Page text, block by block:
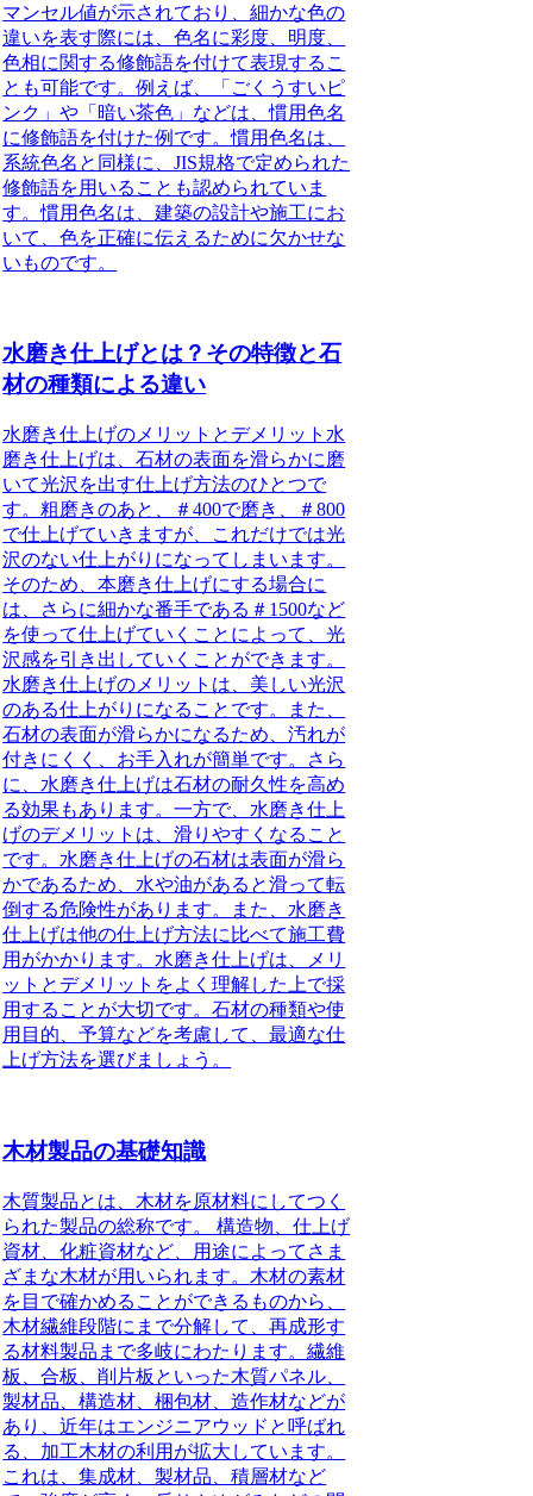
マンセル値が示されており、細かな色の
違いを表す際には、色名に彩度、明度、
色相に関する修飾語を付けて表現するこ
とも可能です。例えば、「ごくうすいピ
ンク」や「暗い茶色」などは、慣用色名
に修飾語を付けた例です。慣用色名は、
系統色名と同様に、JIS規格で定められた
修飾語を用いることも認められていま
す。慣用色名は、建築の設計や施工にお
いて、色を正確に伝えるために欠かせな
いものです。
水磨き仕上げとは？その特徴と石
材の種類による違い
水磨き仕上げのメリットとデメリット 水
磨き仕上げは、石材の表面を滑らかに磨
いて光沢を出す仕上げ方法のひとつで
す。粗磨きのあと、＃400で磨き、＃800
で仕上げていきますが、これだけでは光
沢のない仕上がりになってしまいます。
そのため、本磨き仕上げにする場合に
は、さらに細かな番手である＃1500など
を使って仕上げていくことによって、光
沢感を引き出していくことができます。
水磨き仕上げのメリットは、美しい光沢
のある仕上がりになることです。また、
石材の表面が滑らかになるため、汚れが
付きにくく、お手入れが簡単です。さら
に、水磨き仕上げは石材の耐久性を高め
る効果もあります。一方で、水磨き仕上
げのデメリットは、滑りやすくなること
です。 水磨き仕上げの石材は表面が滑ら
かであるため、水や油があると滑って転
倒する危険性があります。また、水磨き
仕上げは他の仕上げ方法に比べて施工費
用がかかります。水磨き仕上げは、メリ
ットとデメリットをよく理解した上で採
用することが大切です。石材の種類や使
用目的、予算などを考慮して、最適な仕
上げ方法を選びましょう。
木材製品の基礎知識
木質製品とは、木材を原材料にしてつく
られた製品の総称です。
構造物、仕上げ
資材、化粧資材など、用途によってさま
ざまな木材が用いられます。木材の素材
を目で確かめることができるものから、
木材繊維段階にまで分解して、再成形す
る材料製品まで多岐にわたります。繊維
板、合板、削片板といった木質パネル、
製材品、構造材、梱包材、造作材などが
あり、近年はエンジニアウッドと呼ばれ
る、加工木材の利用が拡大しています。
これは、集成材、製材品、積層材など